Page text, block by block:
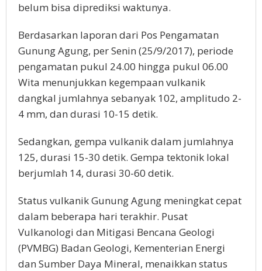
belum bisa diprediksi waktunya.
Berdasarkan laporan dari Pos Pengamatan
Gunung Agung, per Senin (25/9/2017), periode
pengamatan pukul 24.00 hingga pukul 06.00
Wita menunjukkan kegempaan vulkanik
dangkal jumlahnya sebanyak 102, amplitudo 2-
4 mm, dan durasi 10-15 detik.
Sedangkan, gempa vulkanik dalam jumlahnya
125, durasi 15-30 detik. Gempa tektonik lokal
berjumlah 14, durasi 30-60 detik.
Status vulkanik Gunung Agung meningkat cepat
dalam beberapa hari terakhir. Pusat
Vulkanologi dan Mitigasi Bencana Geologi‎
(PVMBG) Badan Geologi, Kementerian Energi
dan Sumber Daya Mineral, menaikkan status